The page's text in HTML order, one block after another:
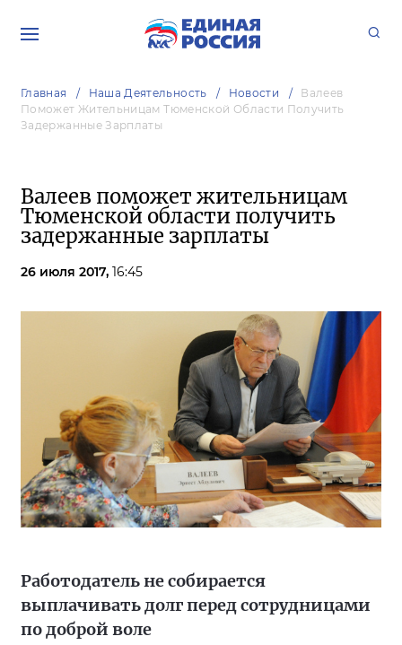
Главная Наша Деятельность Новости
Валеев
Поможет Жительницам Тюменской Области Получить
Задержанные Зарплаты
Валеев поможет жительницам
Тюменской области получить
задержанные зарплаты
26 июля 2017, 16:45
Работодатель не собирается
выплачивать долг перед сотрудницами
по доброй воле